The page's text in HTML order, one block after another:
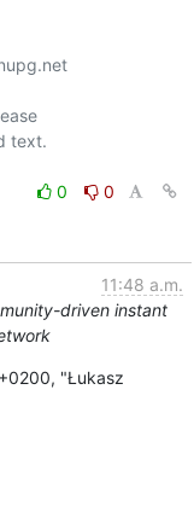
text.
0
0
11:48 a.m.
driven instant
"Łukasz